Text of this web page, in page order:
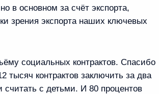
ВКонтакте
Об использовании
информации сайта
О персональных
в основном за счёт экспорта,
зрения экспорта наших ключевых
социальных контрактов. Спасибо
тысяч контрактов заключить за два
считать с детьми. И 80 процентов